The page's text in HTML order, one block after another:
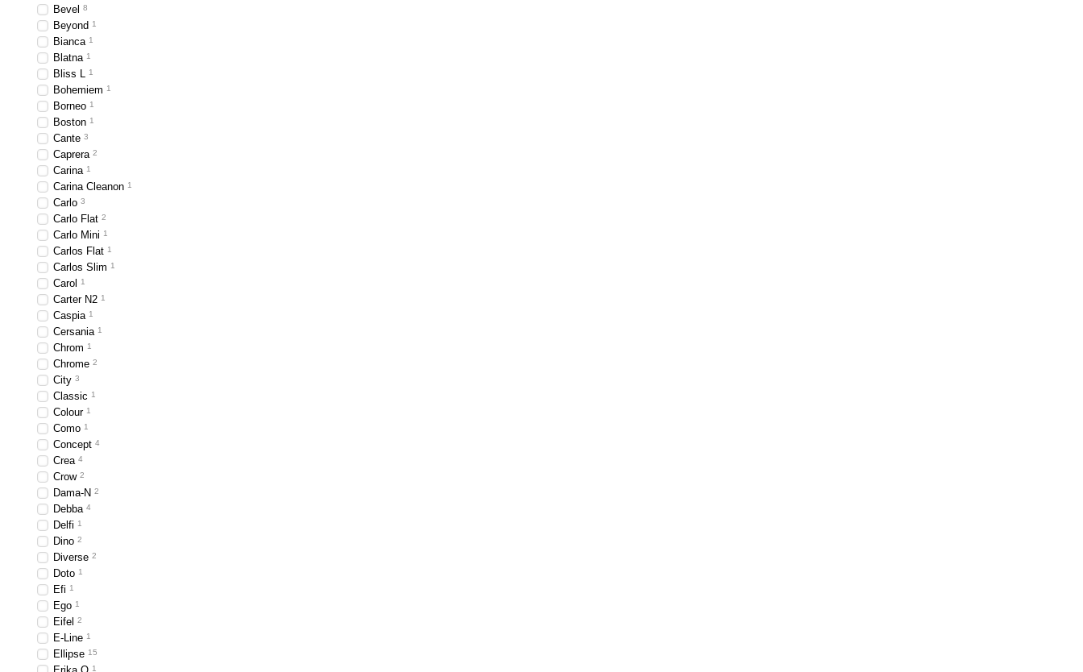
Bevel 8
Beyond 1
Bianca 1
Blatna 1
Bliss L 1
Bohemiem 1
Borneo 1
Boston 1
Cante 3
Caprera 2
Carina 1
Carina Cleanon 1
Carlo 3
Carlo Flat 2
Carlo Mini 1
Carlos Flat 1
Carlos Slim 1
Carol 1
Carter N2 1
Caspia 1
Cersania 1
Chrom 1
Chrome 2
City 3
Classic 1
Colour 1
Como 1
Concept 4
Crea 4
Crow 2
Dama-N 2
Debba 4
Delfi 1
Dino 2
Diverse 2
Doto 1
Efi 1
Ego 1
Eifel 2
E-Line 1
Ellipse 15
1